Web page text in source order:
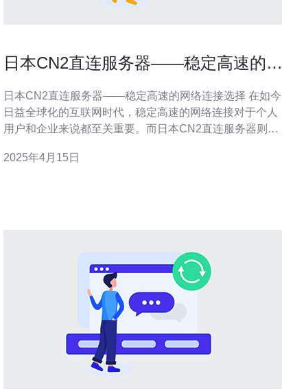
日本CN2直连服务器——稳定高速的网
日本CN2直连服务器——稳定高速的网络连接选择 在如今
日益全球化的互联网时代，稳定高速的网络连接对于个人
用户和企业来说都至关重要。而日本CN2直连服务器则成
际出口专线（China Telecom Next Carr
2025年4月15日